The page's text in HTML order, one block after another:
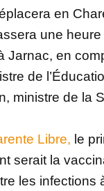
en
une
Jarnac, en
de
ministre de la
Libre, le
serait la
les infections